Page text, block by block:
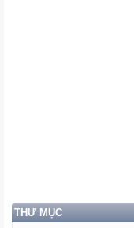
THƯ MỤC